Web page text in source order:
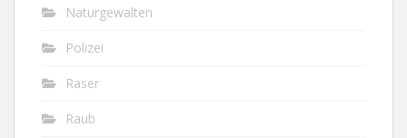
Naturgewalten
Polizei
Raser
Raub